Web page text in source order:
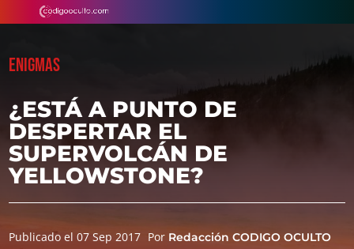
ENIGMAS
¿ESTÁ A PUNTO DE
DESPERTAR EL
SUPERVOLCÁN DE
YELLOWSTONE?
Publicado el 07 Sep 2017 Por Redacción CODIGO OCULTO